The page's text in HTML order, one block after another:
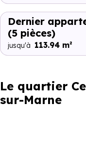
Dernier
(5 pièces)
jusqu'à 113.94 m²
Le quartier
sur-Marne